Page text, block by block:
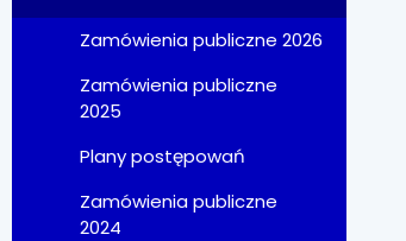
Zamówienia publiczne 2026
Zamówienia publiczne
2025
Plany postępowań
Zamówienia publiczne
2024